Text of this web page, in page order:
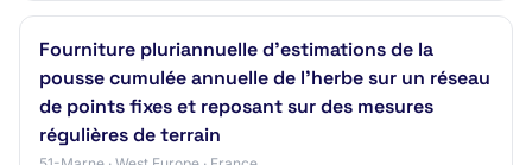
Fourniture pluriannuelle d'estimations de la
pousse cumulée annuelle de l'herbe sur un réseau
de points fixes et reposant sur des mesures
régulières de terrain